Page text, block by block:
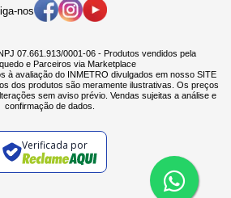
nos
07.661.913/0001-06 - Produtos vendidos pela
e Parceiros via Marketplace
à avaliação do INMETRO divulgados em nosso SITE
dos produtos são meramente ilustrativas. Os preços
sem aviso prévio. Vendas sujeitas a análise e
confirmação de dados.
Verificada por